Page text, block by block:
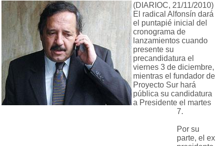
(DIARIOC, 21/11/2010)
El radical Alfonsín dará
el puntapié inicial del
cronograma de
lanzamientos cuando
presente su
precandidatura el
viernes 3 de diciembre,
mientras el fundador de
Proyecto Sur hará
pública su candidatura
a Presidente el martes
7.
Por su
parte, el ex